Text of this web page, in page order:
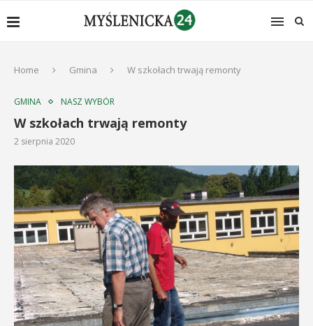
Home Gmina W szkołach trwają remonty
GMINA NASZ WYBÓR
W szkołach trwają remonty
2 sierpnia 2020